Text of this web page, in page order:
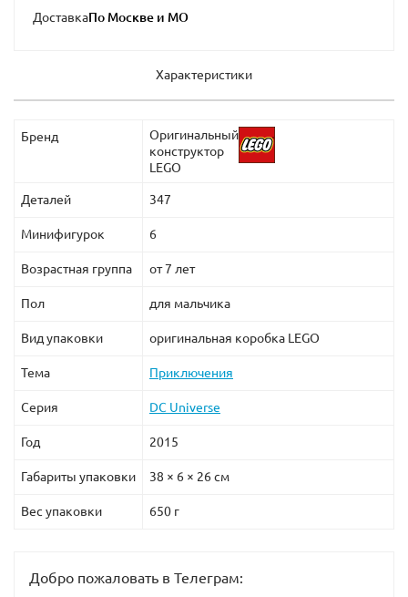
Доставка
Характеристики
Бренд
Оригинальный
конструктор
LEGO
Деталей 347
Минифигурок 6
Возрастная группа от 7 лет
Пол для мальчика
Вид упаковки оригинальная коробка LEGO
Тема Приключения
Серия DC Universe
Год 2015
Габариты упаковки 38 × 6 × 26 см
Вес упаковки 650 г
Добро пожаловать в Телеграм: